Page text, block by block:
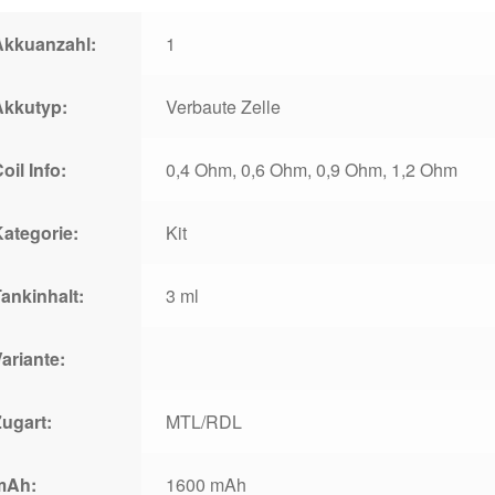
1
Verbaute Zelle
Info: 0,4 Ohm, 0,6 Ohm, 0,9 Ohm, 1,2 Ohm
Kit
3 ml
MTL/RDL
1600 mAh